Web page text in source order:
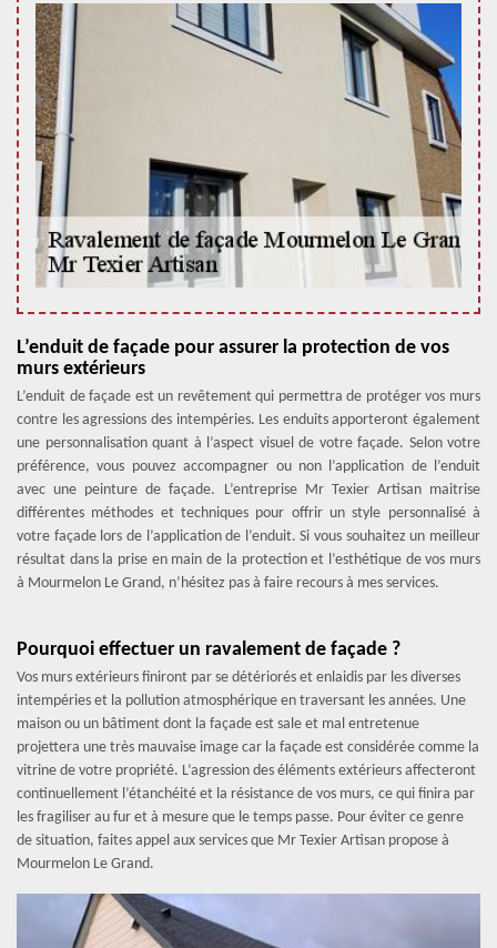
L’enduit de façade pour assurer la protection de vos
murs extérieurs
L’enduit de façade est un revêtement qui permettra de protéger vos murs
contre les agressions des intempéries. Les enduits apporteront également
une personnalisation quant à l’aspect visuel de votre façade. Selon votre
préférence, vous pouvez accompagner ou non l’application de l’enduit
avec une peinture de façade. L’entreprise Mr Texier Artisan maitrise
différentes méthodes et techniques pour offrir un style personnalisé à
votre façade lors de l’application de l’enduit. Si vous souhaitez un meilleur
résultat dans la prise en main de la protection et l’esthétique de vos murs
à Mourmelon Le Grand, n’hésitez pas à faire recours à mes services.
Pourquoi effectuer un ravalement de façade ?
Vos murs extérieurs finiront par se détériorés et enlaidis par les diverses
intempéries et la pollution atmosphérique en traversant les années. Une
maison ou un bâtiment dont la façade est sale et mal entretenue
projettera une très mauvaise image car la façade est considérée comme la
vitrine de votre propriété. L’agression des éléments extérieurs affecteront
continuellement l’étanchéité et la résistance de vos murs, ce qui finira par
les fragiliser au fur et à mesure que le temps passe. Pour éviter ce genre
de situation, faites appel aux services que Mr Texier Artisan propose à
Mourmelon Le Grand.